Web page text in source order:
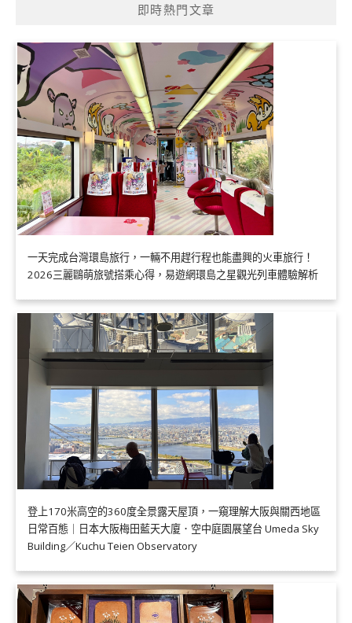
即時熱門文章
一天完成台灣環島旅行，一輛不用趕行程也能盡興的火車旅行！
2026三麗鷗萌旅號搭乘心得，易遊網環島之星觀光列車體驗解析
登上170米高空的360度全景露天屋頂，一窺理解大阪與關西地區
日常百態｜日本大阪梅田藍天大廈．空中庭園展望台 Umeda Sky
Building／Kuchu Teien Observatory